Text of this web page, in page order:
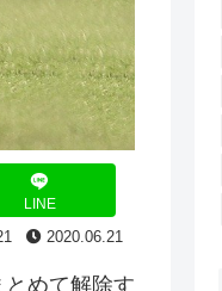
LINE
2020.06.21
めて解除す